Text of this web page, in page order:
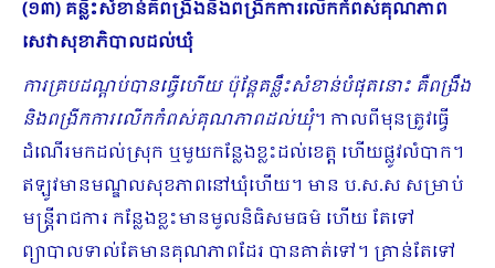
(១៣) គន្លឹះសំខាន់គឺពង្រឹងនិងពង្រីកការលើកកំពស់គុណភាព
សេវាសុខាភិបាលដល់ឃុំ
ការគ្របដណ្ដប់បានធ្វើហើយ ប៉ុន្តែគន្លឹះសំខាន់បំផុតនោះ គឺពង្រឹង
និងពង្រីកការលើកកំពស់គុណភាពដល់ឃុំ។ កាលពីមុនត្រូវធ្វើ
ដំណើរមកដល់ស្រុក ឬមួយកន្លែងខ្លះដល់ខេត្ត ហើយផ្លូវលំបាក។
ឥឡូវមានមណ្ឌលសុខភាពនៅឃុំហើយ។ មាន ប.ស.ស ​​សម្រាប់
មន្ត្រីរាជការ កន្លែងខ្លះមានមូលនិធិសមធម៌ ហើយ តែទៅ
ព្យាបាលទាល់​តែមានគុណភាពដែរ បានគាត់ទៅ។ គ្រាន់តែទៅ